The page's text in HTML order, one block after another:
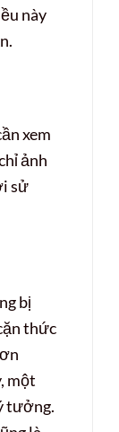
này
xem
ảnh
sử
bị
thức
một
tưởng.